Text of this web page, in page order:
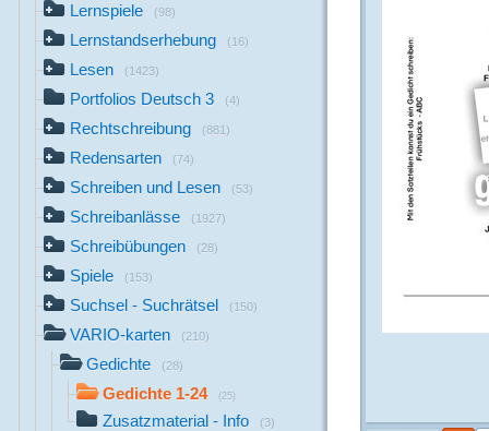
Lernspiele (98)
Lernstandserhebung (16)
Lesen (1423)
Portfolios Deutsch 3 (4)
Rechtschreibung (881)
Redensarten (74)
Schreiben und Lesen (53)
Schreibanlässe (1927)
Schreibübungen (28)
Spiele (153)
Suchsel - Suchrätsel (150)
VARIO-karten (210)
Gedichte (28)
Gedichte 1-24 (25)
Zusatzmaterial - Info (3)